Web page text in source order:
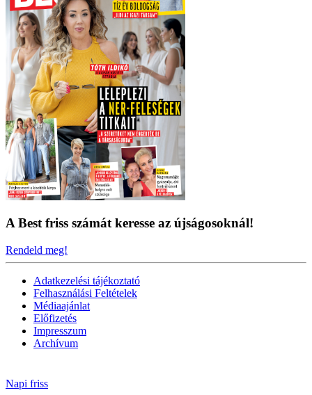
A Best friss számát keresse az újságosoknál!
Rendeld meg!
Adatkezelési tájékoztató
Felhasználási Feltételek
Médiaajánlat
Előfizetés
Impresszum
Archívum
Napi friss